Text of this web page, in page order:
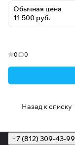
Обычная цена
11 500 руб.
0 0
Назад к списку
+7 (812) 309-43-99